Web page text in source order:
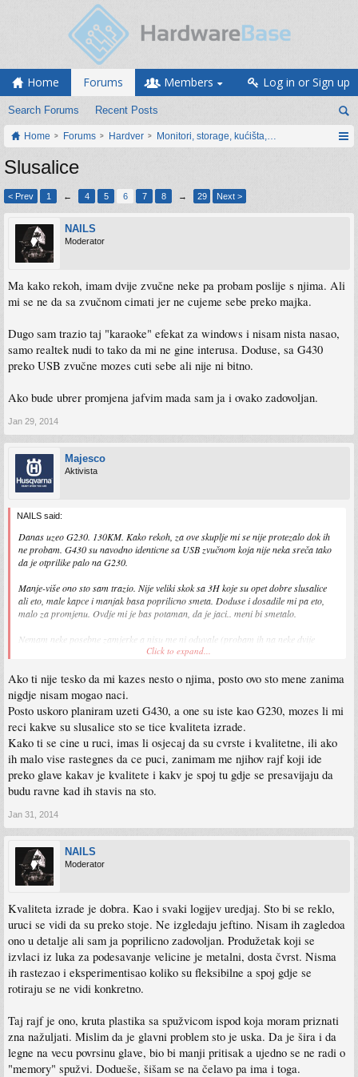
Home Forums
Search Forums Recent Posts
Members Log in or Sign up
Home Forums Hardver Monitori, storage, kućišta, periferija
Slusalice
< Prev 1 ← 4 5 6 7 8 → 29 Next >
NAILS
Moderator
Ma kako rekoh, imam dvije zvučne neke pa probam poslije s njima. Ali
mi se ne da sa zvučnom cimati jer ne cujeme sebe preko majka.
Dugo sam trazio taj "karaoke" efekat za windows i nisam nista nasao,
samo realtek nudi to tako da mi ne gine interusa. Doduse, sa G430
preko USB zvučne mozes cuti sebe ali nije ni bitno.
Ako bude ubrer promjena jafvim mada sam ja i ovako zadovoljan.
Jan 29, 2014
Majesco
Aktivista
NAILS said:
Danas uzeo G230. 130KM. Kako rekoh, za ove skuplje mi se nije protezalo dok ih
ne probam. G430 su navodno identicne sa USB zvučnom koja nije neka sreča tako
da je otprilike palo na G230.
Manje-više ono sto sam trazio. Nije veliki skok sa 3H koje su opet dobre slusalice
ali eto, male kapce i manjak basa poprilicno smeta. Doduse i dosadile mi pa eto,
malo za promjenu. Ovdje mi je bas potaman, da je jaci.. meni bi smetalo.
Nemam neke posebne zamjerke a nisu me ni oduvale (probam ih na neke dvije
zvučne.. da vidim ima li fajde) samo sto ova platnena izolacija nervira. Sve se cuje
indikator kada je isti na off.
Click to expand...
Ako ti nije tesko da mi kazes nesto o njima, posto ovo sto mene zanima
nigdje nisam mogao naci.
Posto uskoro planiram uzeti G430, a one su iste kao G230, mozes li mi
reci kakve su slusalice sto se tice kvaliteta izrade.
Kako ti se cine u ruci, imas li osjecaj da su cvrste i kvalitetne, ili ako
ih malo vise rastegnes da ce puci, zanimam me njihov rajf koji ide
preko glave kakav je kvalitete i kakv je spoj tu gdje se presavijaju da
budu ravne kad ih stavis na sto.
Jan 31, 2014
NAILS
Moderator
Kvaliteta izrade je dobra. Kao i svaki logijev uredjaj. Sto bi se reklo,
uruci se vidi da su preko stoje. Ne izgledaju jeftino. Nisam ih zagledoa
ono u detalje ali sam ja poprilicno zadovoljan. Produžetak koji se
izvlaci iz luka za podesavanje velicine je metalni, dosta čvrst. Nisma
ih rastezao i eksperimentisao koliko su fleksibilne a spoj gdje se
rotiraju se ne vidi konkretno.
Taj rajf je ono, kruta plastika sa spužvicom ispod koja moram priznati
zna nažuljati. Mislim da je glavni problem sto je uska. Da je šira i da
legne na vecu povrsinu glave, bio bi manji pritisak a ujedno se ne radi o
"memory" spužvi. Dodueše, šišam se na čelavo pa ima i toga.